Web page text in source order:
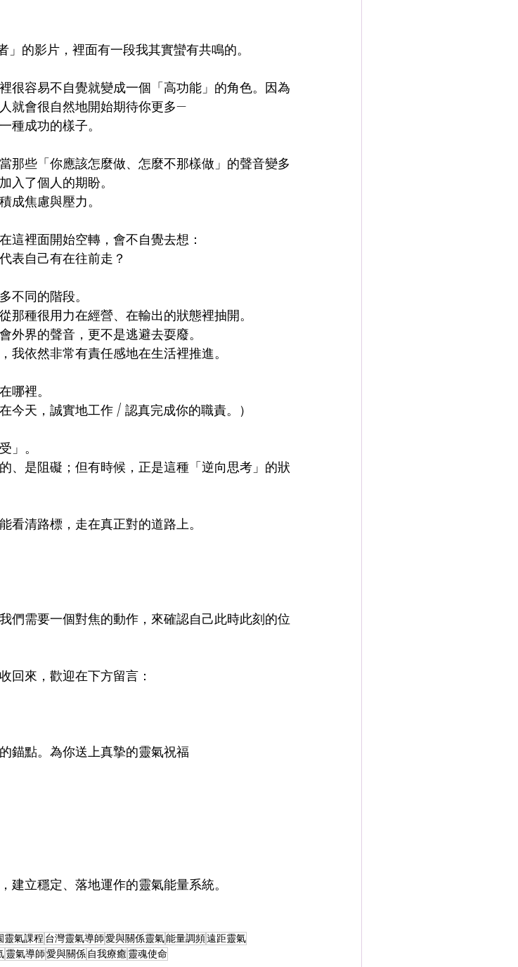
的影片，裡面有一段我其實蠻有共鳴的。
很容易不自覺就變成一個「高功能」的角色。因為
就會很自然地開始期待你更多—
種成功的樣子。
那些「你應該怎麼做、怎麼不那樣做」的聲音變多
入了個人的期盼。
成焦慮與壓力。
這裡面開始空轉，會不自覺去想：
表自己有在往前走？
不同的階段。
種很用力在經營、在輸出的狀態裡抽開。
界的聲音，更不是逃避去耍廢。
依然非常有責任感地在生活裡推進。
哪裡。
今天，誠實地工作 / 認真完成你的職責。）
」。
、是阻礙；但有時候，正是這種「逆向思考」的狀
清路標，走在真正對的道路上。
們需要一個對焦的動作，來確認自己此時此刻的位
回來，歡迎在下方留言：
錨點。為你送上真摯的靈氣祝福
立穩定、落地運作的靈氣能量系統。
靈氣課程台灣靈氣導師愛與關係靈氣能量調頻遠距靈氣
靈氣導師愛與關係 自我療癒 靈魂使命